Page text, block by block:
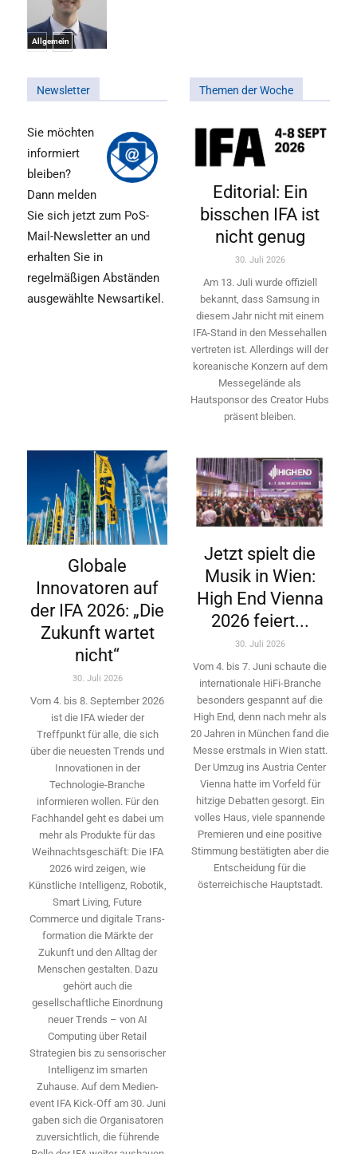
Allgemein
Newsletter
Sie möchten
informiert
bleiben?
Dann melden
Sie sich jetzt zum PoS-
Mail-Newsletter an und
erhalten Sie in
regelmäßigen Abständen
ausgewählte Newsartikel.
Themen der Woche
Editorial: Ein
bisschen IFA ist
nicht genug
30. Juli 2026
Am 13. Juli wurde offiziell
bekannt, dass Samsung in
diesem Jahr nicht mit einem
IFA-Stand in den Messehallen
vertreten ist. Allerdings will ­der
koreanische Konzern auf dem
Messegelände als
Hautsponsor des Creator Hubs
präsent bleiben.
Globale
Innovatoren auf
der IFA 2026: „Die
Zukunft wartet
nicht“
30. Juli 2026
Vom 4. bis 8. September 2026
ist die IFA wieder der
Treffpunkt für alle, die sich
über die neuesten Trends und
Innovationen in der
Technologie-­Branche
informieren wollen. Für den
Fachhandel geht es dabei um
mehr als Produkte für das
Weihnachtsgeschäft: Die IFA
2026 wird ­zeigen, wie
Künstliche Intelligenz, Robotik,
Smart Living, Future
Commerce und digitale Trans­
formation die Märkte der
Zukunft und den Alltag der
Menschen gestalten. Dazu
gehört auch die
gesellschaftliche Einordnung
neuer Trends – von AI
Computing über Retail
Strategien bis zu sensorischer
Intelligenz im smarten
Zuhause. Auf dem Medien­
event IFA Kick-Off am 30. Juni
gaben sich die Organisatoren
zuversichtlich, die führende
Jetzt spielt die
Musik in Wien:
High End Vienna
2026 feiert...
30. Juli 2026
Vom 4. bis 7. Juni schaute die
internationale HiFi-Branche
besonders gespannt auf die
High End, denn nach mehr als
20 Jahren in München fand die
Messe erstmals in Wien statt.
Der Umzug ins Austria Center
Vienna hatte im Vorfeld für
hitzige Debatten gesorgt. Ein
volles Haus, viele spannende
Premieren und eine positive
Stimmung bestätigten aber die
Entscheidung für die
österreichische Hauptstadt.